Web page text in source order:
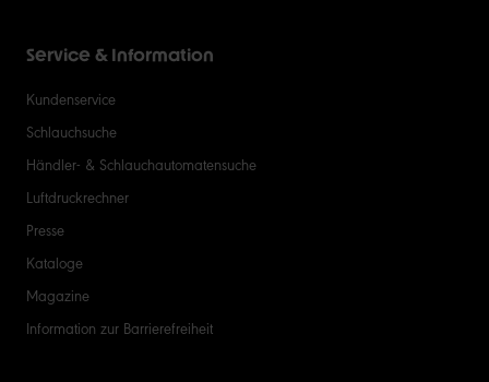
Service & Information
Kundenservice
Schlauchsuche
Händler- & Schlauchautomatensuche
Luftdruckrechner
Presse
Kataloge
Magazine
Information zur Barrierefreiheit